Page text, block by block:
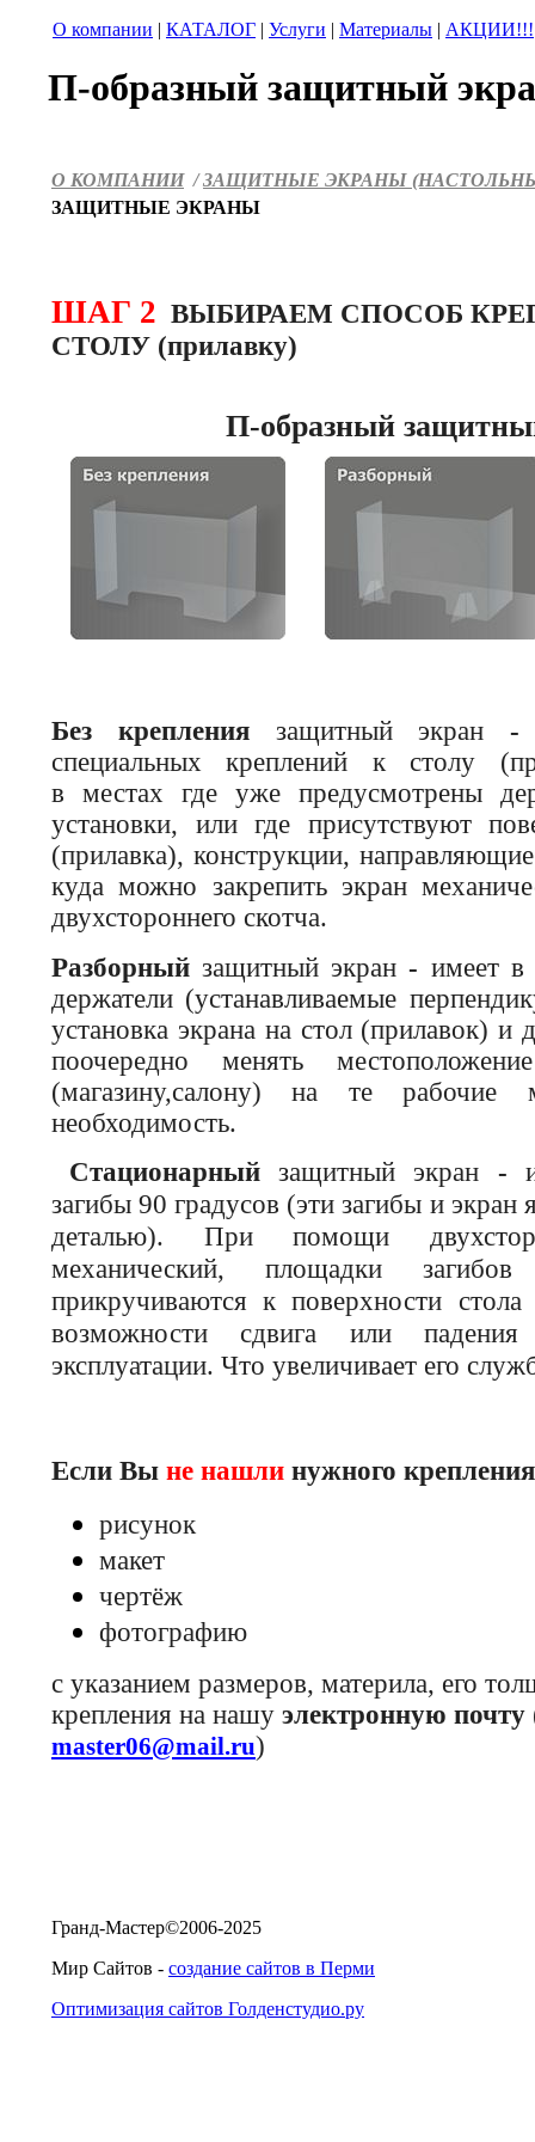
О компании | КАТАЛОГ | Услуги | Материалы | АКЦИИ!!!
П-образный защитный
О КОМПАНИИ/ ЗАЩИТНЫЕ ЭКРАНЫ
ЗАЩИТНЫЕ ЭКРАНЫ
ШАГ 2 ВЫБИРАЕМ СПОСОБ
СТОЛУ (прилавку)
П-образный
Без крепления защитный экран
специальных креплений к столу
в местах где уже предусмотрены
установки, или где присутствуют
(прилавка), конструкции,
куда можно закрепить экран
двухстороннего скотча.
Разборныйзащитный экран - имеет в
держатели (устанавливаемые
установка экрана на стол (прилавок)
поочередно менять
(магазину,салону) на те рабочие
необходимость.
Стационарныйзащитный экран -
загибы 90 градусов (эти загибы и экран
деталью). При помощи
механический, площадки
прикручиваются к поверхности
возможности сдвига или
эксплуатации. Что увеличивает его
Если Вы не нашли нужного
рисунок
макет
чертёж
фотографию
с указанием размеров, материла, его
крепления на нашу электронную почту
master06@mail.ru)
Гранд-Мастер©2006-2025
Мир Сайтов - создание сайтов в Перми
Оптимизация сайтов Голденстудио.ру